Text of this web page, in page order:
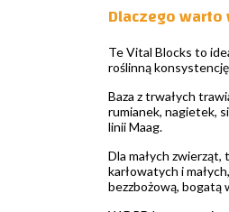
Dlaczego warto
Te Vital Blocks to
roślinną
Baza z trwałych
rumianek, nagietek,
linii Maag.
Dla małych
karłowatych i
bezzbożową, bogatą